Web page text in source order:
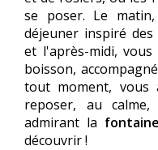
se poser. Le
déjeuner inspiré des
et l'après-midi,
boisson,
tout moment, vous
reposer, au
admirant la
découvrir !